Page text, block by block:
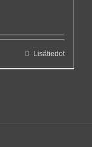
Lisätiedot